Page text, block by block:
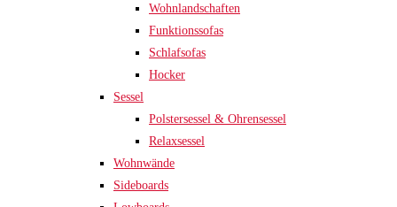
Wohnlandschaften
Funktionssofas
Schlafsofas
Hocker
Sessel
Polstersessel & Ohrensessel
Relaxsessel
Wohnwände
Sideboards